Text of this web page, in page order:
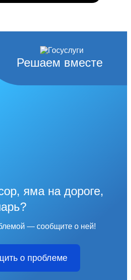
Решаем вместе
яма на дороге,
— сообщите о ней!
о проблеме